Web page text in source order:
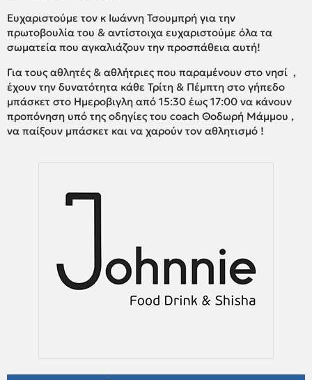
Ευχαριστούμε τον κ Ιωάννη Τσουμπρή για την
πρωτοβουλία του & αντίστοιχα ευχαριστούμε όλα τα
σωματεία που αγκαλιάζουν την προσπάθεια αυτή!
Για τους αθλητές & αθλήτριες που παραμένουν στο νησί ,
έχουν την δυνατότητα κάθε Τρίτη & Πέμπτη στο γήπεδο
μπάσκετ στο Ημεροβιγλη από 15:30 έως 17:00 να κάνουν
προπόνηση υπό της οδηγίες του coach Θοδωρή Μάμμου ,
να παίξουν μπάσκετ και να χαρούν τον αθλητισμό !